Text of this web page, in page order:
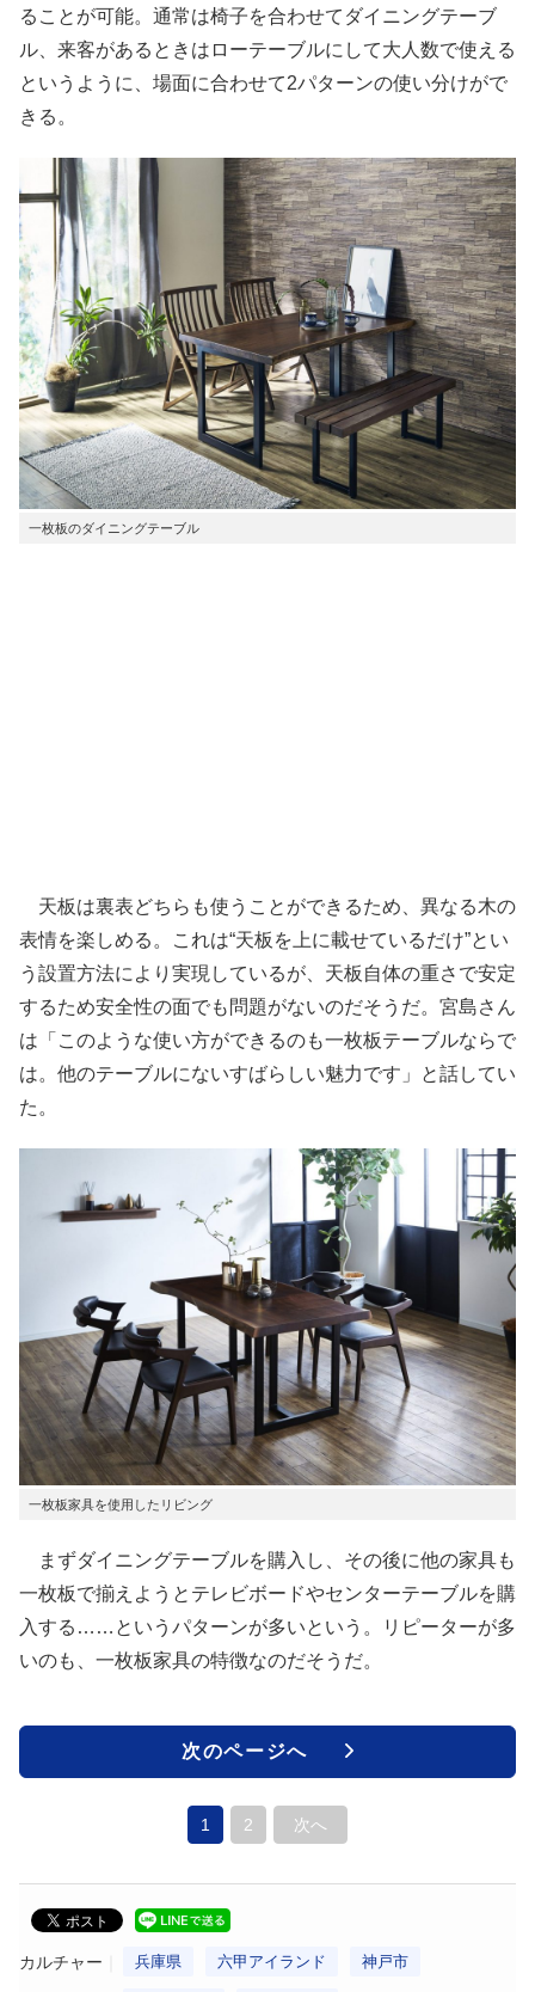
ることが可能。通常は椅子を合わせてダイニングテーブ
ル、来客があるときはローテーブルにして大人数で使える
というように、場面に合わせて2パターンの使い分けがで
きる。
一枚板のダイニングテーブル
天板は裏表どちらも使うことができるため、異なる木の
表情を楽しめる。これは“天板を上に載せているだけ”とい
う設置方法により実現しているが、天板自体の重さで安定
するため安全性の面でも問題がないのだそうだ。宮島さん
は「このような使い方ができるのも一枚板テーブルならで
は。他のテーブルにないすばらしい魅力です」と話してい
た。
一枚板家具を使用したリビング
まずダイニングテーブルを購入し、その後に他の家具も
一枚板で揃えようとテレビボードやセンターテーブルを購
入する……というパターンが多いという。リピーターが多
いのも、一枚板家具の特徴なのだそうだ。
次のページへ
1 2 次へ
カルチャー 兵庫県 六甲アイランド 神戸市